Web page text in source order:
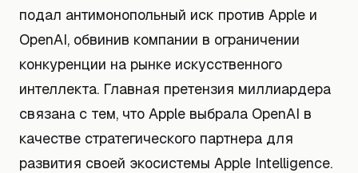
подал антимонопольный иск против Apple и
OpenAI, обвинив компании в ограничении
конкуренции на рынке искусственного
интеллекта. Главная претензия миллиардера
связана с тем, что Apple выбрала OpenAI в
качестве стратегического партнера для
развития своей экосистемы Apple Intelligence.